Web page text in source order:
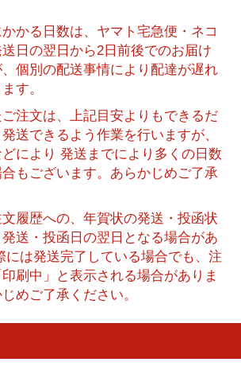
かる日数は、ヤマト宅急便・ネコ
日の翌日から2日前後でのお届け
個別の配送事情により配達が遅れ
す。
注文は、上記目安よりもできるだ
送できるよう作業を行いますが、
により 発送までにより多くの日数
もございます。あらかじめご了承
履歴への、年賀状の発送・投函状
送・投函日の翌日となる場合があ
には発送完了している場合でも、注
刷中」と表示される場合がありま
めご了承ください。